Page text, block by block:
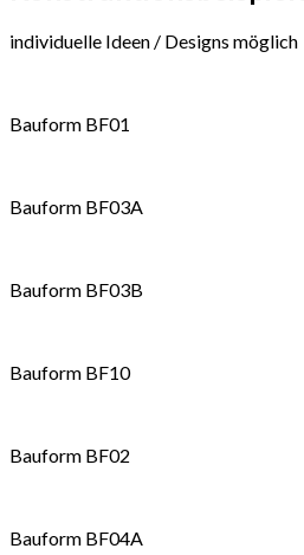
individuelle Ideen / Designs möglich
Bauform BF01
Bauform BF03A
Bauform BF03B
Bauform BF10
Bauform BF02
Bauform BF04A